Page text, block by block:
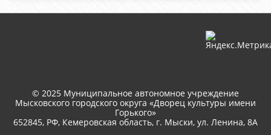
© 2025 Муниципальное автономное учреждение
Мысковского городского округа «Дворец культуры имени
Горького»
652845, РФ, Кемеровская область, г. Мыски, ул. Ленина, 8A